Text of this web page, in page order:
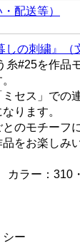
配送等）
しの刺繍』（
糸#25を作品
セス」での
ります。
とのモチーフ
をお楽しみ
ラー：310
ー